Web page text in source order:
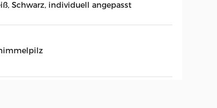
Schwarz, individuell angepasst